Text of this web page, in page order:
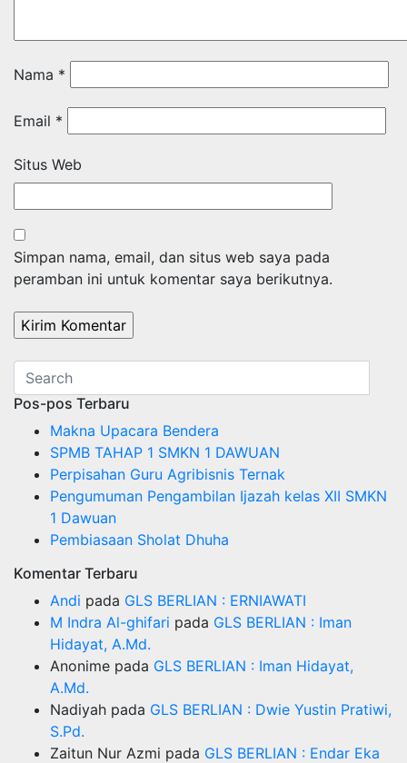
Nama *
Email *
Situs Web
Simpan nama, email, dan situs web saya pada
peramban ini untuk komentar saya berikutnya.
Pos-pos Terbaru
Makna Upacara Bendera
SPMB TAHAP 1 SMKN 1 DAWUAN
Perpisahan Guru Agribisnis Ternak
Pengumuman Pengambilan Ijazah kelas XII SMKN
1 Dawuan
Pembiasaan Sholat Dhuha
Komentar Terbaru
Andi pada GLS BERLIAN : ERNIAWATI
M Indra Al-ghifari pada GLS BERLIAN : Iman
Hidayat, A.Md.
Anonime pada GLS BERLIAN : Iman Hidayat,
A.Md.
Nadiyah pada GLS BERLIAN : Dwie Yustin Pratiwi,
S.Pd.
Zaitun Nur Azmi pada GLS BERLIAN : Endar Eka